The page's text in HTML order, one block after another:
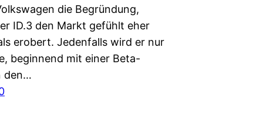
die Begründung,
ID.3 den Markt gefühlt eher
erobert. Jedenfalls wird er nur
beginnend mit einer Beta-
den…